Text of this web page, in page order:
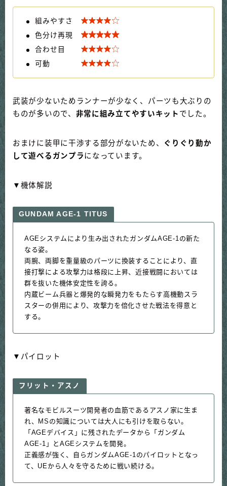
組みやすさ 
色分け再現 
合わせ目 
可動 
武装が少ないためランナーが少なく、パーツも大ぶりの
ものが多いので、 非常に組み立てやすいキット でした。
おまけに装甲に干渉する部分がないため、
ぐりぐり動か
して遊べるガンプラになっています。
▼機体解説
GUNDAM AGE-1 TITUS
AGEシステムにより生み出されたガンダムAGE-1の新た
なる姿。
両腕、両脚を重量級のパーツに換装することにより、直
接打撃による攻撃力は格段に上昇、近接戦闘においては
群を抜いた機体安定性を誇る。
内蔵ビーム兵器と爆発的な瞬発力をもたらす高機動スラ
スターの併用により、攻撃力を倍化させた戦法を得意と
する。
▼パイロット
フリット・アスノ
著名なモビルスーツ開発者の血筋であるアスノ家に生ま
れ、MSの知識については大人にも引けを取らない。
「AGEデバイス」に残されたデータから「ガンダム
AGE-1」とAGEシステムを開発。
正義感が強く、自らガンダムAGE-1のパイロットとなっ
て、UEから人々を守るために戦い続ける。